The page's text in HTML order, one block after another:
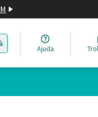
Elegir el idioma
Ajuda